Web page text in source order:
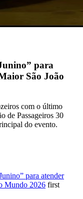
para
São João
com o último
de Passageiros 30
do evento.
para atender
Mundo 2026 first